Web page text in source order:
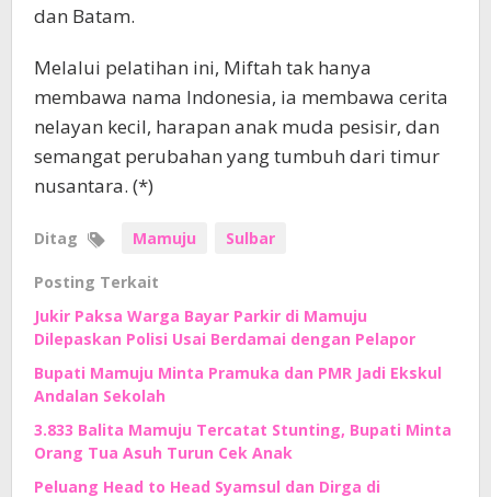
dan Batam.
Melalui pelatihan ini, Miftah tak hanya
membawa nama Indonesia, ia membawa cerita
nelayan kecil, harapan anak muda pesisir, dan
semangat perubahan yang tumbuh dari timur
nusantara. (*)
Ditag Mamuju Sulbar
Posting Terkait
Jukir Paksa Warga Bayar Parkir di Mamuju
Dilepaskan Polisi Usai Berdamai dengan Pelapor
Bupati Mamuju Minta Pramuka dan PMR Jadi Ekskul
Andalan Sekolah
3.833 Balita Mamuju Tercatat Stunting, Bupati Minta
Orang Tua Asuh Turun Cek Anak
Peluang Head to Head Syamsul dan Dirga di